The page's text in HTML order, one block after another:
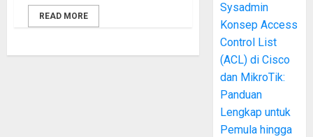
READ MORE
Sysadmin
Konsep Access
Control List
(ACL) di Cisco
dan MikroTik:
Panduan
Lengkap untuk
Pemula hingga